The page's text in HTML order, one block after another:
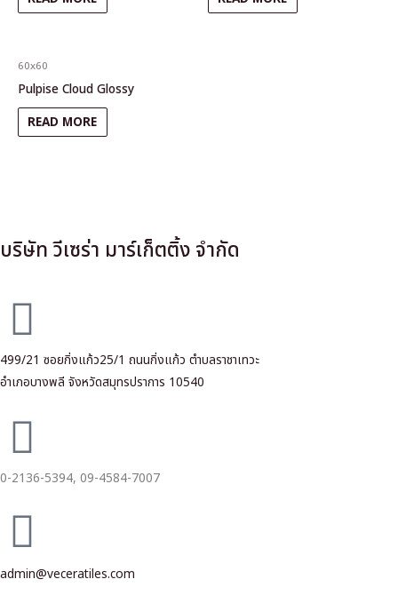
60x60
Pulpise Cloud Glossy
READ MORE
บริษัท วีเซร่า มาร์เก็ตติ้ง จำกัด
499/21 ซอยกิ่งแก้ว25/1 ถนนกิ่งแก้ว ตำบลราชาเทวะ
อำเภอบางพลี จังหวัดสมุทรปราการ 10540
0-2136-5394, 09-4584-7007
admin@veceratiles.com